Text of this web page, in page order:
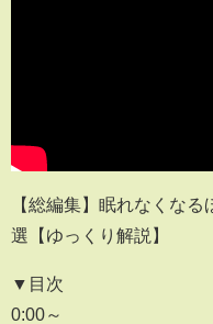
【総編集】眠れなくな
選【ゆっくり解説】
▼目次
0:00～